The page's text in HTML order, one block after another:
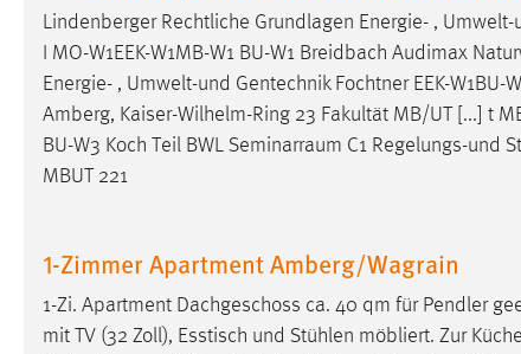
Lindenberger Rechtliche Grundlagen Energie- , Umwelt-
I MO-W1EEK-W1MB-W1 BU-W1 Breidbach Audimax
Energie- , Umwelt-und Gentechnik Fochtner EEK-W1BU-
Amberg, Kaiser-Wilhelm-Ring 23 Fakultät MB/UT [...] t
BU-W3 Koch Teil BWL Seminarraum C1 Regelungs-und
MBUT 221
1-Zimmer Apartment Amberg/Wagrain
1-Zi. Apartment Dachgeschoss ca. 40 qm für Pendler
mit TV (32 Zoll), Esstisch und Stühlen möbliert. Zur
YouTube
Vimeo